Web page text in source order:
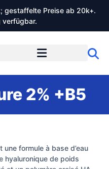
gestaffelte Preise ab 20k+.
verfügbar.
2% +B5
une formule à base d’eau
hyaluronique de poids